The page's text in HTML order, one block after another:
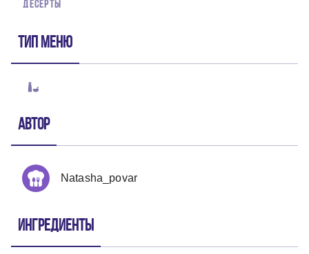
ДЕСЕРТЫ
Тип меню
Автор
Natasha_povar
Ингредиенты